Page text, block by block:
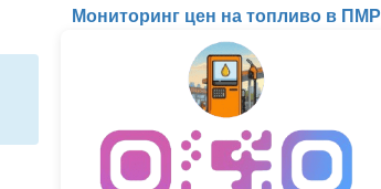
Мониторинг цен на топливо в ПМР